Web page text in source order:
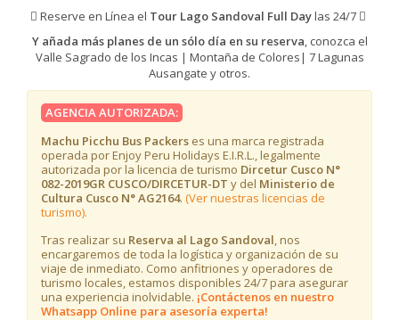
Reserve en Línea el Tour Lago Sandoval Full Daylas 24/7
Y añada más planes de un sólo día en su reserva , conozca el
Valle Sagrado de los Incas | Montaña de Colores| 7 Lagunas
Ausangate y otros.
AGENCIA AUTORIZADA:
Machu Picchu Bus Packers es una marca registrada
operada por Enjoy Peru Holidays E.I.R.L., legalmente
autorizada por la licencia de turismo Dircetur Cusco N°
082-2019GR CUSCO/DIRCETUR-DT y del Ministerio de
Cultura Cusco N° AG2164. (Ver nuestras licencias de
turismo).
Tras realizar su Reserva al Lago Sandoval , nos
encargaremos de toda la logística y organización de su
viaje de inmediato. Como anfitriones y operadores de
turismo locales, estamos disponibles 24/7 para asegurar
una experiencia inolvidable. ¡Contáctenos en nuestro
Whatsapp Online para asesoría experta!